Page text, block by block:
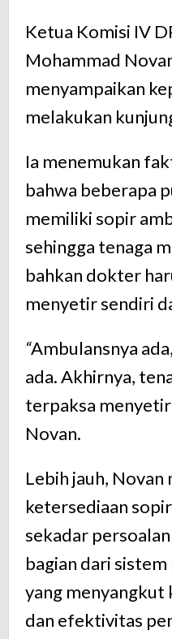
Ketua Komisi IV
Mohammad
menyampaikan
melakukan
Ia menemukan
bahwa beberapa
memiliki sopir
sehingga tenaga
bahkan dokter
menyetir sendiri
“Ambulansnya
ada. Akhirnya,
terpaksa
Novan.
Lebih jauh, Novan
ketersediaan
sekadar
bagian dari
yang menyangkut
dan efektivitas